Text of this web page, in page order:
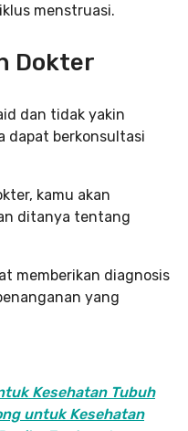
menstruasi.
Dokter
dan tidak yakin
dapat berkonsultasi
kamu akan
ditanya tentang
memberikan diagnosis
yang
Kesehatan Tubuh
untuk Kesehatan